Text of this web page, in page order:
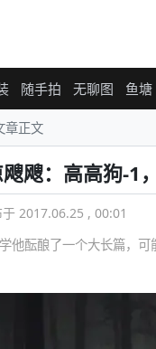
随手拍 无聊图 鱼塘
章正文
飕：高高狗-1
2017.06.25 , 00:01
他酝酿了一个大长篇，可